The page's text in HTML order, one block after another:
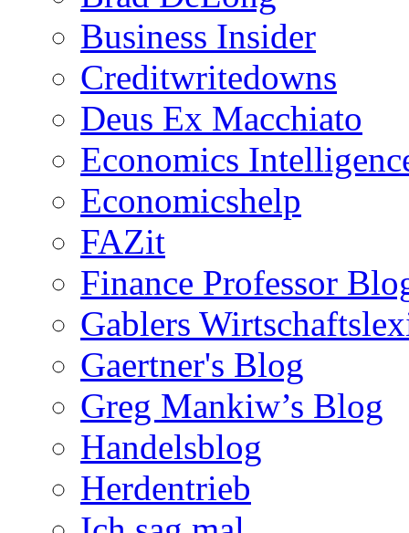
Business Insider
Creditwritedowns
Deus Ex Macchiato
Economics
Economicshelp
FAZit
Finance Professor
Gablers
Gaertner's Blog
Greg Mankiw’s Blog
Handelsblog
Herdentrieb